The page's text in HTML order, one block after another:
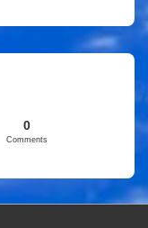
0
Comments